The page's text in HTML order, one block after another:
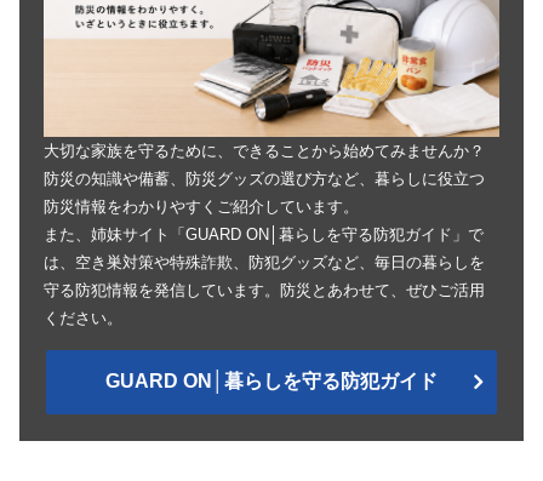
大切な家族を守るために、できることから始めてみませんか？
防災の知識や備蓄、防災グッズの選び方など、暮らしに役立つ
防災情報をわかりやすくご紹介しています。
また、姉妹サイト「GUARD ON│暮らしを守る防犯ガイド」で
は、空き巣対策や特殊詐欺、防犯グッズなど、毎日の暮らしを
守る防犯情報を発信しています。防災とあわせて、ぜひご活用
ください。
GUARD ON│暮らしを守る防犯ガイド